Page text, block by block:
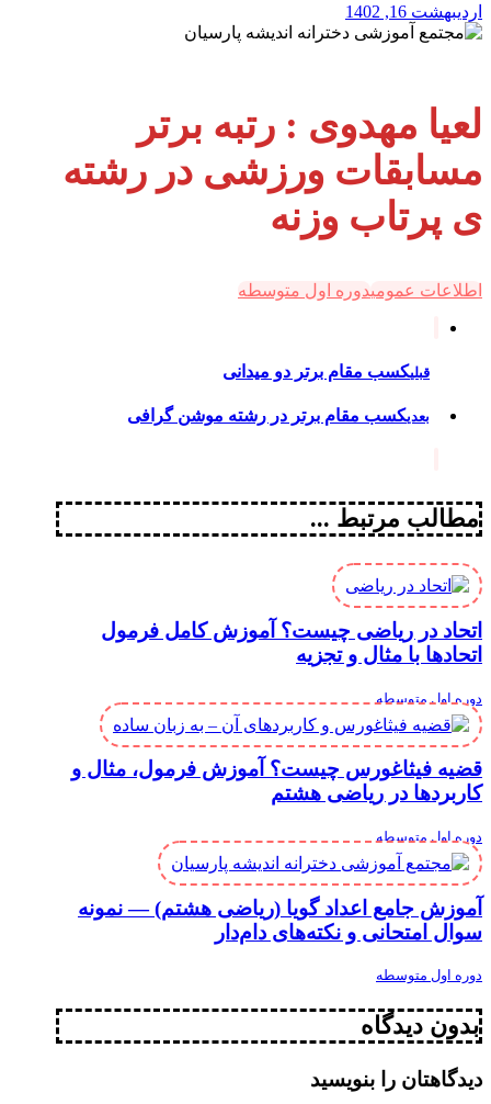
اردیبهشت 16, 1402
لعیا مهدوی : رتبه برتر
مسابقات ورزشی در رشته
ی پرتاب وزنه
اطلاعات عمومیدوره اول متوسطه
قبلیکسب مقام برتر دو میدانی
بعدیکسب مقام برتر در رشته موشن گرافی
مطالب مرتبط ...
اتحاد در ریاضی چیست؟ آموزش کامل فرمول
اتحادها با مثال و تجزیه
دوره اول متوسطه
قضیه فیثاغورس چیست؟ آموزش فرمول، مثال و
کاربردها در ریاضی هشتم
دوره اول متوسطه
آموزش جامع اعداد گویا (ریاضی هشتم) — نمونه
سوال امتحانی و نکته‌های دام‌دار
دوره اول متوسطه
بدون دیدگاه
دیدگاهتان را بنویسید